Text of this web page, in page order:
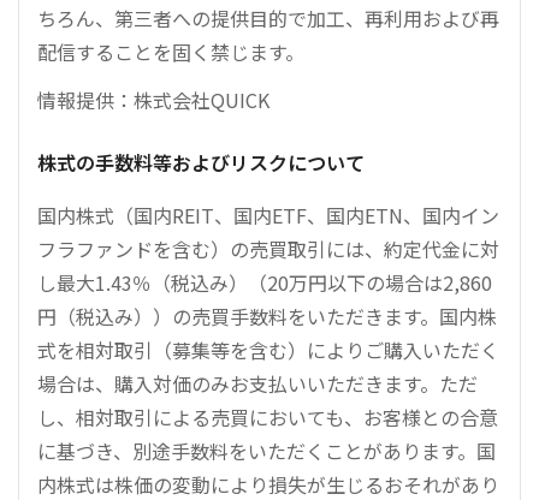
ちろん、第三者への提供目的で加工、再利用および再
配信することを固く禁じます。
情報提供：株式会社QUICK
株式の手数料等およびリスクについて
国内株式（国内REIT、国内ETF、国内ETN、国内イン
フラファンドを含む）の売買取引には、約定代金に対
し最大1.43％（税込み）（20万円以下の場合は2,860
円（税込み））の売買手数料をいただきます。国内株
式を相対取引（募集等を含む）によりご購入いただく
場合は、購入対価のみお支払いいただきます。ただ
し、相対取引による売買においても、お客様との合意
に基づき、別途手数料をいただくことがあります。国
内株式は株価の変動により損失が生じるおそれがあり